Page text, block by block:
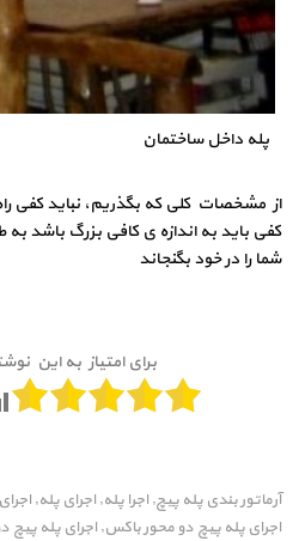
پله داخل ساختمان
از مشخصات کلی که بگذریم، نباید کفی
کفی باید به اندازه ی کافی بزرگ باشد
شما را در خود بگنجاند
برای امتیاز به این
آرماتور بندی پله پیچ, اجرا پله, اجرای پله,
اجرای پله پیچ دو محور باکس, اجرای پله پیچ